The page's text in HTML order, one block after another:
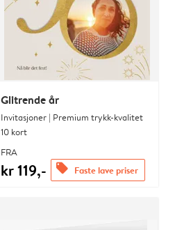
Glitrende år
Invitasjoner | Premium trykk-kvalitet
10 kort
FRA
kr 119,- offers Faste lave priser